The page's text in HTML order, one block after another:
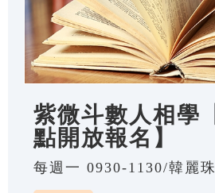
紫微斗數人相學
點開放報名】
每週一 0930-1130/韓麗